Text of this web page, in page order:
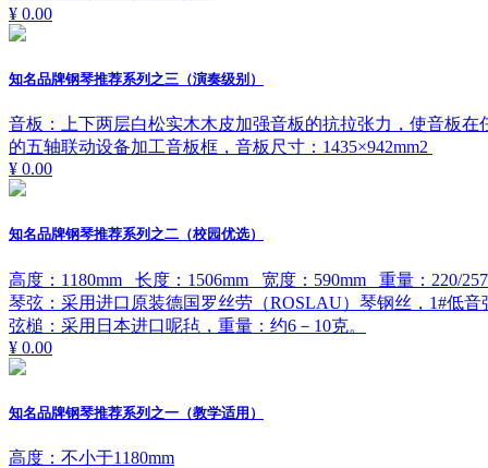
¥ 0.00
知名品牌钢琴推荐系列之三（演奏级别）
音板：上下两层白松实木木皮加强音板的抗拉张力，使音板
的五轴联动设备加工音板框，音板尺寸：1435×942mm2
¥ 0.00
知名品牌钢琴推荐系列之二（校园优选）
高度：1180mm 长度：1506mm 宽度：590mm 重量：220/257
琴弦：采用进口原装德国罗丝劳（ROSLAU）琴钢丝，1#低音
弦槌：采用日本进口呢毡，重量：约6－10克。
¥ 0.00
知名品牌钢琴推荐系列之一（教学适用）
高度：不小于1180mm